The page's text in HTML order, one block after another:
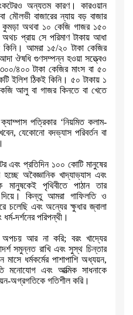
অন্যতম কারণ।
কারওয়ান
বা মৌলভী বাজারের ন্যায় বড় বাজার
কুমড়া অথবা ১০ কেজি গাজর ১৫০
অথচ প্রায় সে পরিমাণ টাকায় আধা
কিনি। আমরা ১৫/২০ টাকা কেজির
ঔষধি গুণসম্পন্ন হওয়া সত্ত্বেও
৪০০ টাকা কেজির মাংস বা ৫০
ইলিশ ঠিকই কিনি। ৫০ টাকায় ১
আলু বা গাজর কিনতে বা খেতে
পত্রিকার ‘নিয়মিত কলাম-
,যেকোনো বদভ্যাস পরিবর্তন বা
এবং প্রতিদিন ১০০ কোটি মানুষের
হচ্ছে অবৈজ্ঞানিক খাদ্যাভ্যাস এবং
মানুষকেই পৃথিবীতে পাঠান তার
দিয়ে। কিন্তু আমরা গাফিলতি ও
চলেছি এবং অন্যের ক্ষুধার জ্বালা
দর্শনের পরিপন্থী।
অপচয় আর না করি; বরং খাদ্যের
সমুন্নত রাখি এবং সুস্থ চিন্তার
ধর্মকর্মের পাশাপাশি অধ্যয়ন,
মনোযোগ এবং আত্মিক সাধনাকে
অগ্রগতিকে গতিশীল করি।